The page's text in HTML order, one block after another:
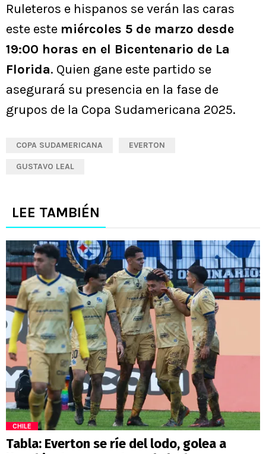
Ruleteros e hispanos se verán las caras
este este miércoles 5 de marzo desde
19:00 horas en el Bicentenario de La
Florida. Quien gane este partido se
asegurará su presencia en la fase de
grupos de la Copa Sudamericana 2025.
COPA SUDAMERICANA EVERTON
GUSTAVO LEAL
LEE TAMBIÉN
CHILE
Tabla: Everton se ríe del lodo, golea a